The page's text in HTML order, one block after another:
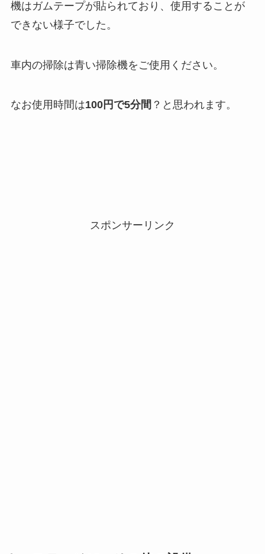
機はガムテープが貼られており、使用することが
できない様子でした。
車内の掃除は青い掃除機をご使用ください。
なお使用時間は100円で5分間 ？と思われます。
スポンサーリンク